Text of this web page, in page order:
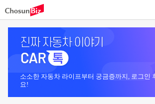
소소한 자동차 라이프부터 궁금증까지, 로그인
요!